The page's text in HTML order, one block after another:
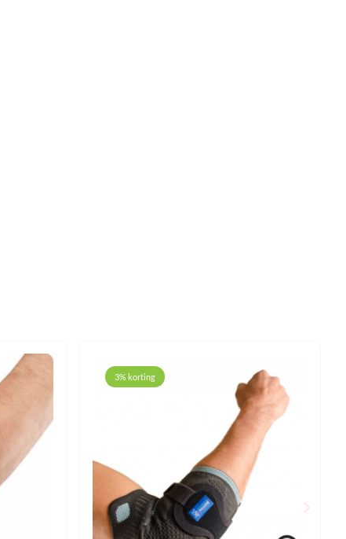
3% korting